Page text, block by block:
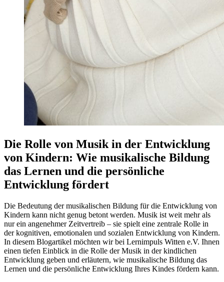
Die Rolle von Musik in der Entwicklung
von Kindern: Wie musikalische Bildung
das Lernen und die persönliche
Entwicklung fördert
Die Bedeutung der musikalischen Bildung für die Entwicklung von
Kindern kann nicht genug betont werden. Musik ist weit mehr als
nur ein angenehmer Zeitvertreib – sie spielt eine zentrale Rolle in
der kognitiven, emotionalen und sozialen Entwicklung von Kindern.
In diesem Blogartikel möchten wir bei Lernimpuls Witten e.V. Ihnen
einen tiefen Einblick in die Rolle der Musik in der kindlichen
Entwicklung geben und erläutern, wie musikalische Bildung das
Lernen und die persönliche Entwicklung Ihres Kindes fördern kann.